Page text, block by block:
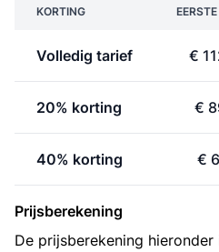
KORTING
Volledig tarief €
20% korting €
40% korting €
Prijsberekening
De prijsberekening